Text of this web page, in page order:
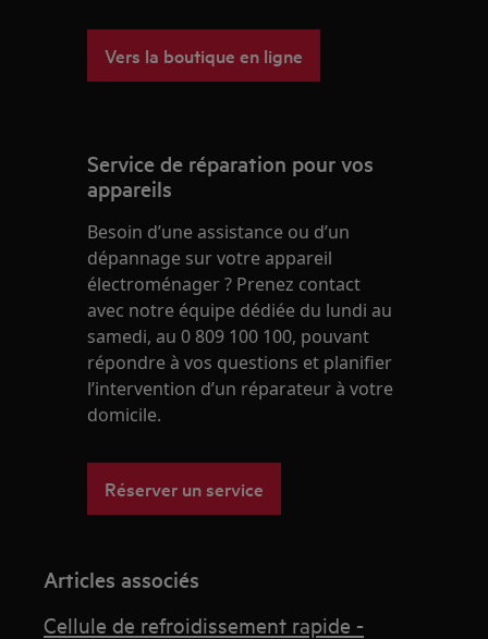
Vers la boutique en ligne
Service de réparation pour vos
appareils
Besoin d’une assistance ou d’un
dépannage sur votre appareil
électroménager ? Prenez contact
avec notre équipe dédiée du lundi au
samedi, au 0 809 100 100, pouvant
répondre à vos questions et planifier
l’intervention d’un réparateur à votre
domicile.
Réserver un service
Articles associés
Cellule de refroidissement rapide -